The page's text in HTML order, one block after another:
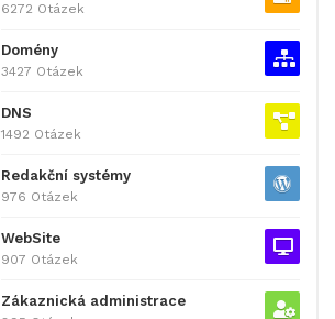
6272 Otázek
Domény
3427 Otázek
DNS
1492 Otázek
Redakční systémy
976 Otázek
WebSite
907 Otázek
Zákaznická administrace